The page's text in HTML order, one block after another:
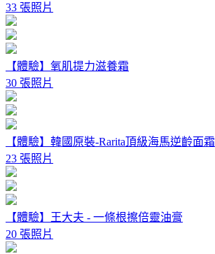
33 張照片
【體驗】氧肌提力滋養霜
30 張照片
【體驗】韓國原裝-Rarita頂級海馬逆齡面霜
23 張照片
【體驗】王大夫 - 一條根擦倍靈油膏
20 張照片